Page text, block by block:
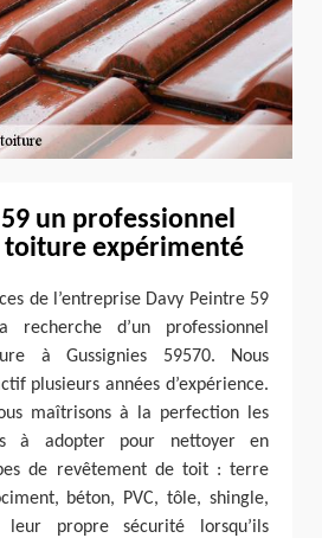
un professionnel
toiture expérimenté
de l’entreprise Davy Peintre 59
d’un professionnel
à Gussignies 59570. Nous
plusieurs années d’expérience.
maîtrisons à la perfection les
à adopter pour nettoyer en
de revêtement de toit : terre
béton, PVC, tôle, shingle,
propre sécurité lorsqu’ils